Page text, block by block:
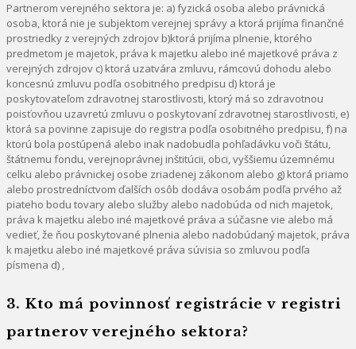
Partnerom verejného sektora je: a) fyzická osoba alebo právnická
osoba, ktorá nie je subjektom verejnej správy a ktorá prijíma finančné
prostriedky z verejných zdrojov b)ktorá prijíma plnenie, ktorého
predmetom je majetok, práva k majetku alebo iné majetkové práva z
verejných zdrojov c) ktorá uzatvára zmluvu, rámcovú dohodu alebo
koncesnú zmluvu podľa osobitného predpisu d) ktorá je
poskytovateľom zdravotnej starostlivosti, ktorý má so zdravotnou
poisťovňou uzavretú zmluvu o poskytovaní zdravotnej starostlivosti, e)
ktorá sa povinne zapisuje do registra podľa osobitného predpisu, f) na
ktorú bola postúpená alebo inak nadobudla pohľadávku voči štátu,
štátnemu fondu, verejnoprávnej inštitúcii, obci, vyššiemu územnému
celku alebo právnickej osobe zriadenej zákonom alebo g) ktorá priamo
alebo prostredníctvom ďalších osôb dodáva osobám podľa prvého až
piateho bodu tovary alebo služby alebo nadobúda od nich majetok,
práva k majetku alebo iné majetkové práva a súčasne vie alebo má
vedieť, že ňou poskytované plnenia alebo nadobúdaný majetok, práva
k majetku alebo iné majetkové práva súvisia so zmluvou podľa
písmena d) ,
3. Kto má povinnosť registrácie v registri
partnerov verejného sektora?